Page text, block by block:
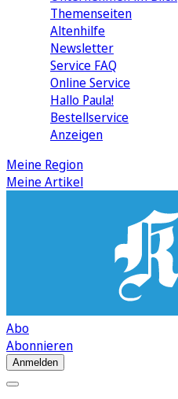
Themenseiten
Altenhilfe
Newsletter
Service FAQ
Online Service
Hallo Paula!
Bestellservice
Anzeigen
Meine Region
Meine Artikel
Abo
Abonnieren
Anmelden